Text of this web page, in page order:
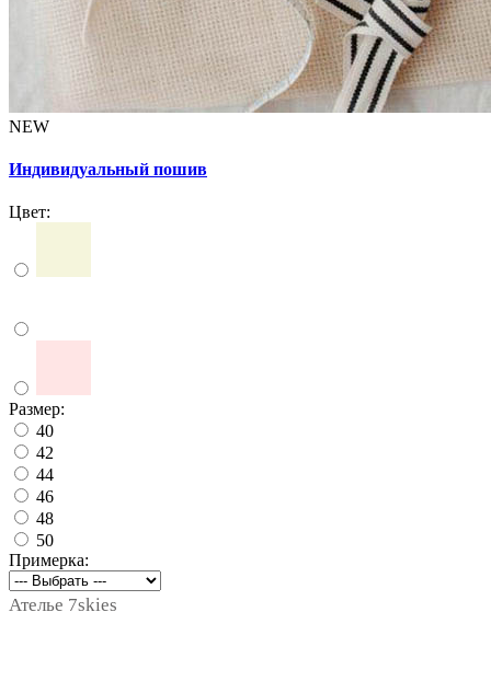
NEW
Индивидуальный пошив
Цвет:
Размер:
40
42
44
46
48
50
Примерка:
Ателье 7skies